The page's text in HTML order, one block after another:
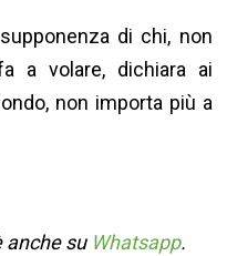
di chi, non
a volare, dichiara ai
non importa più a
anche su Whatsapp.